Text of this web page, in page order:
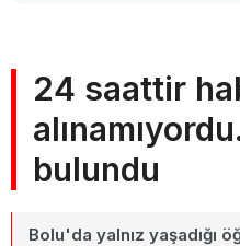
24 saattir
bulundu
Bolu'da yalnız yaşadığı